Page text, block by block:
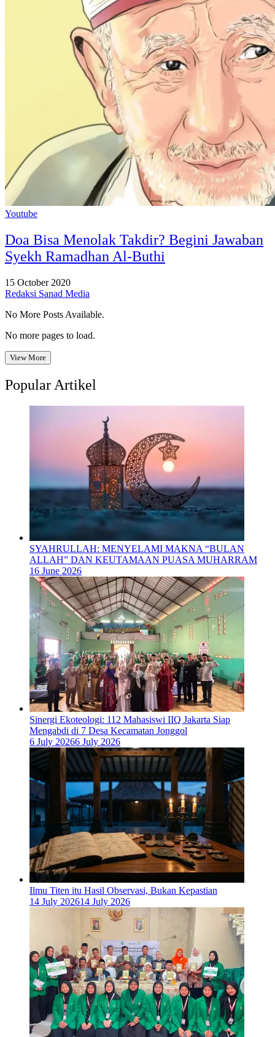
Youtube
Doa Bisa Menolak Takdir? Begini Jawaban
Syekh Ramadhan Al-Buthi
15 October 2020
Redaksi Sanad Media
No More Posts Available.
No more pages to load.
View More
Popular Artikel
SYAHRULLAH: MENYELAMI MAKNA “BULAN
ALLAH” DAN KEUTAMAAN PUASA MUHARRAM
16 June 2026
‎Sinergi Ekoteologi: 112 Mahasiswi IIQ Jakarta Siap
Mengabdi di 7 Desa Kecamatan Jonggol
6 July 20266 July 2026
Ilmu Titen itu Hasil Observasi, Bukan Kepastian
14 July 202614 July 2026